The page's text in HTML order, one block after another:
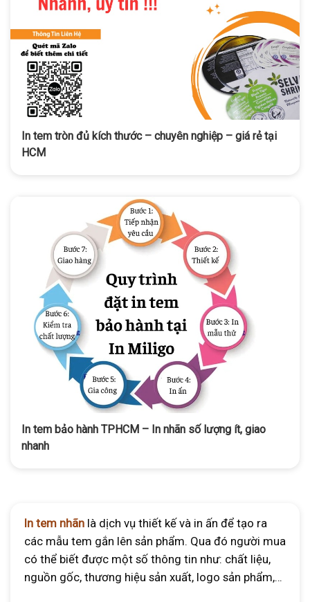
In tem tròn đủ kích thước – chuyên nghiệp – giá rẻ tại
HCM
In tem bảo hành TPHCM – In nhãn số lượng ít, giao
nhanh
In tem nhãn là dịch vụ thiết kế và in ấn để tạo ra
các mẫu tem gắn lên sản phẩm. Qua đó người mua
có thể biết được một số thông tin như: chất liệu,
nguồn gốc, thương hiệu sản xuất, logo sản phẩm,…